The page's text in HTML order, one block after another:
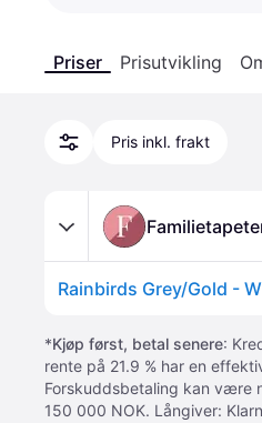
Priser Prisutvikling
Pris inkl. frakt
Rainbirds Grey/Gold -
*Kjøp først, betal senere:
rente på 21.9 % har en
Forskuddsbetaling kan være
150 000 NOK. Långiver: